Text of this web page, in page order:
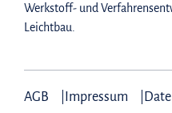
Werkstoff- und
Leichtbau.
AGB Impressum